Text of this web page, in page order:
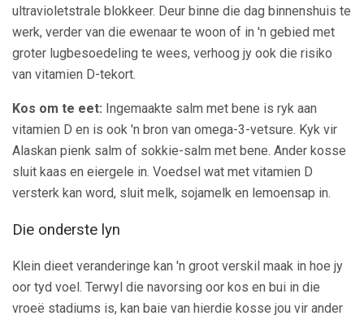
ultravioletstrale blokkeer. Deur binne die dag binnenshuis te
werk, verder van die ewenaar te woon of in 'n gebied met
groter lugbesoedeling te wees, verhoog jy ook die risiko
van vitamien D-tekort.
Kos om te eet: Ingemaakte salm met bene is ryk aan
vitamien D en is ook 'n bron van omega-3-vetsure. Kyk vir
Alaskan pienk salm of sokkie-salm met bene. Ander kosse
sluit kaas en eiergele in. Voedsel wat met vitamien D
versterk kan word, sluit melk, sojamelk en lemoensap in.
Die onderste lyn
Klein dieet veranderinge kan 'n groot verskil maak in hoe jy
oor tyd voel. Terwyl die navorsing oor kos en bui in die
vroeë stadiums is, kan baie van hierdie kosse jou vir ander